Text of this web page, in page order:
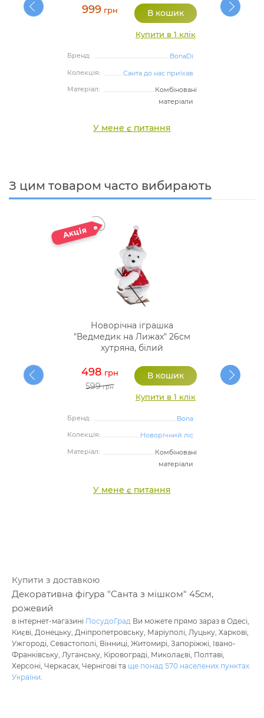
999грн
Купити в 1 клік
Бренд:
BonaDi
Колекція:
Санта до нас приїхав
Матеріал:
Комбіновані
матеріали
У мене є питання
З цим товаром часто вибирають
Новорічна іграшка
"Ведмедик на Лижах" 26см
хутряна, білий
498 грн
599грн
Купити в 1 клік
Бренд:
Bona
Колекція:
Новорічний ліс
Матеріал:
Комбіновані
матеріали
У мене є питання
Купити з доставкою
Декоративна фігура "Санта з мішком" 45см,
рожевий
в інтернет-магазині ПосудоГрад Ви можете прямо зараз в Одесі,
Києві, Донецьку, Дніпропетровську, Маріуполі, Луцьку, Харкові,
Ужгороді, Севастополі, Вінниці, Житомирі, Запоріжжі, Івано-
Франківську, Луганську, Кіровограді, Миколаєві, Полтаві,
Херсоні, Черкасах, Чернігові та ще понад 570 населених пунктах
України.